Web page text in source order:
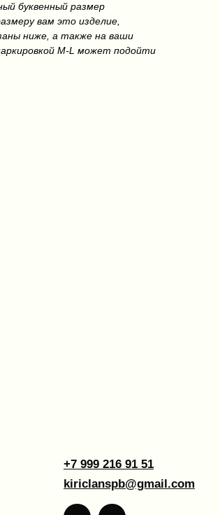
буквенный размер
вам это изделие,
ниже, а также на ваши
M-L может подойти
Design by 456 Studio